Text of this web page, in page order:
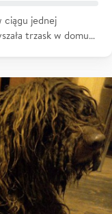
ciągu jednej
trzask w domu…